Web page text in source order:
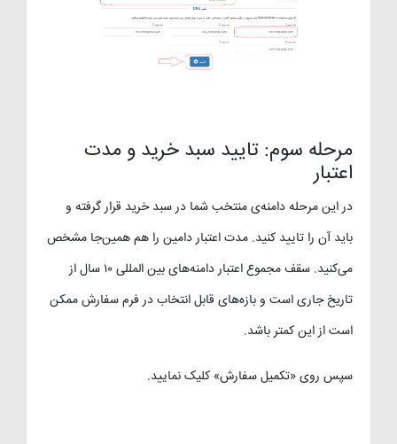
مرحله سوم: تایید سبد خرید و مدت
اعتبار
در این مرحله دامنه‌ی منتخب شما در سبد خرید قرار گرفته و
باید آن را تایید کنید. مدت اعتبار دامین را هم همین‌جا مشخص
می‌کنید. سقف مجموع اعتبار دامنه‌های بین المللی ۱۰ سال از
تاریخ جاری است و بازه‌های قابل انتخاب در فرم سفارش ممکن
است از این کمتر باشد.
سپس روی «تکمیل سفارش» کلیک نمایید.